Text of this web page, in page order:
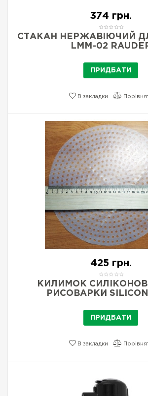
374 грн.
СТАКАН НЕРЖАВІЮЧИЙ
LMM-02
ПРИДБАТИ
В закладки
425 грн.
КИЛИМОК
РИСОВАРКИ
ПРИДБАТИ
В закладки